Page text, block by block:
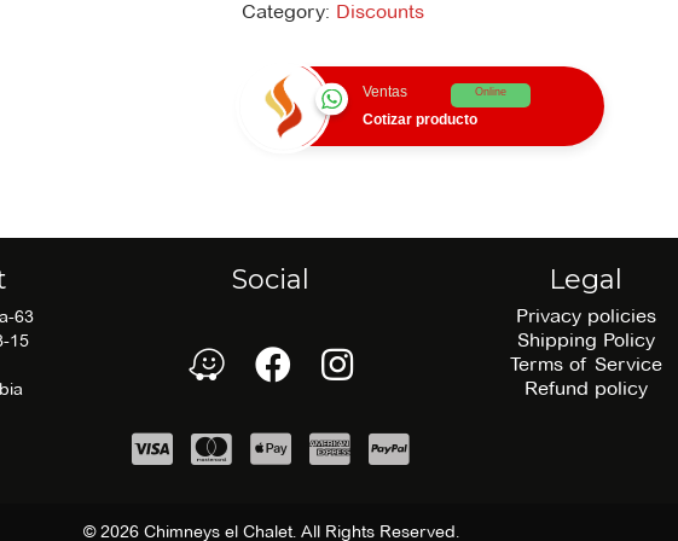
quantity
Category: Discounts
Ventas Online
Cotizar producto
63
15
Social
waze FacebookFacebook
Legal
Privacy policies
Shipping Policy
Terms of Service
Refund policy
© 2026 Chimneys el Chalet. All Rights Reserved.